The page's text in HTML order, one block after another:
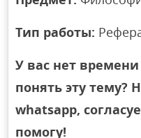
Тип работы:
У вас нет
понять эту тему?
whatsapp,
помогу!